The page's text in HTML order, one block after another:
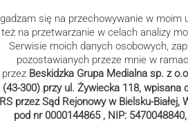
rzecznika prasowego KMP w
mu do 12 lat pozbawienia wolności.
się na przechowywanie w moim
też na przetwarzanie w celach analizy
Serwisie moich danych osobowych,
pozostawianych przeze mnie w
przez Beskidzka Grupa Medialna sp. z
(43-300) przy ul. Żywiecka 118, wpisana
przez Sąd Rejonowy w Bielsku-Białej,
pod nr 0000144865 , NIP: